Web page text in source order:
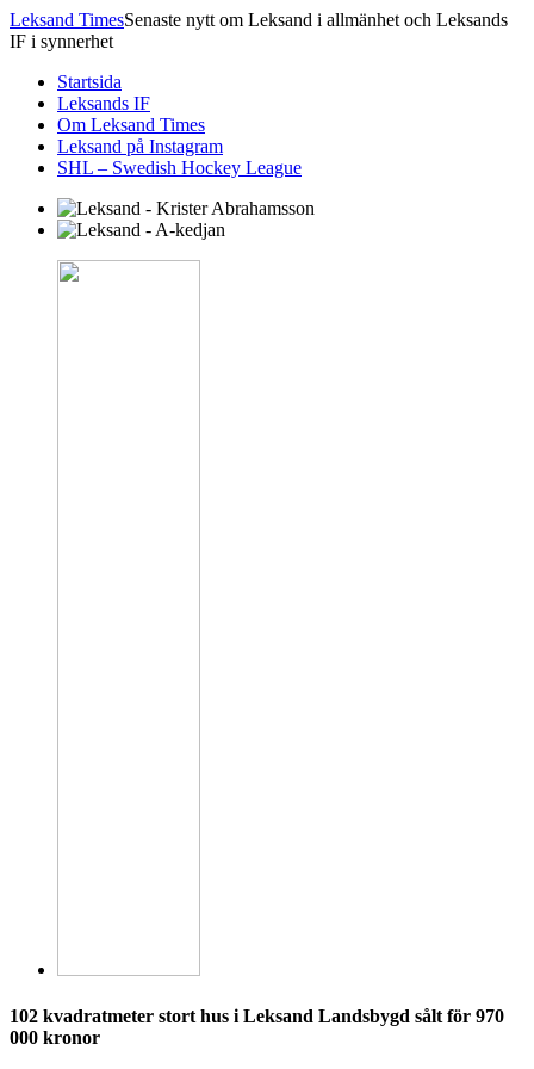
Leksand TimesSenaste nytt om Leksand i allmänhet och Leksands
IF i synnerhet
Startsida
Leksands IF
Om Leksand Times
Leksand på Instagram
SHL – Swedish Hockey League
102 kvadratmeter stort hus i Leksand Landsbygd sålt för 970
000 kronor